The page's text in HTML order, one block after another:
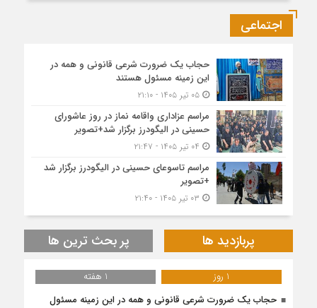
اجتماعی
حجاب یک ضرورت شرعی قانونی و همه در
این زمینه مسئول هستند
۰۵ تیر ۱۴۰۵ - ۲۱:۱۰
مراسم عزاداری واقامه نماز در روز عاشورای
حسینی در الیگودرز برگزار شد+تصویر
مراسم تاسوعای حسینی در الیگودرز برگزار شد
+تصویر
پربازدید ها پر بحث ترین ها
1 روز
1 هفته
حجاب یک ضرورت شرعی قانونی و همه در این زمینه مسئول